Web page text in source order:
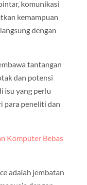
komunikasi
kemampuan
dengan
tantangan
dan potensi
isu yang perlu
para peneliti dan
Komputer Bebas
adalah jembatan